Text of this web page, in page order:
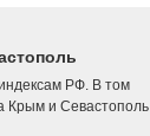
РФ. В том
Крым и Севастополь